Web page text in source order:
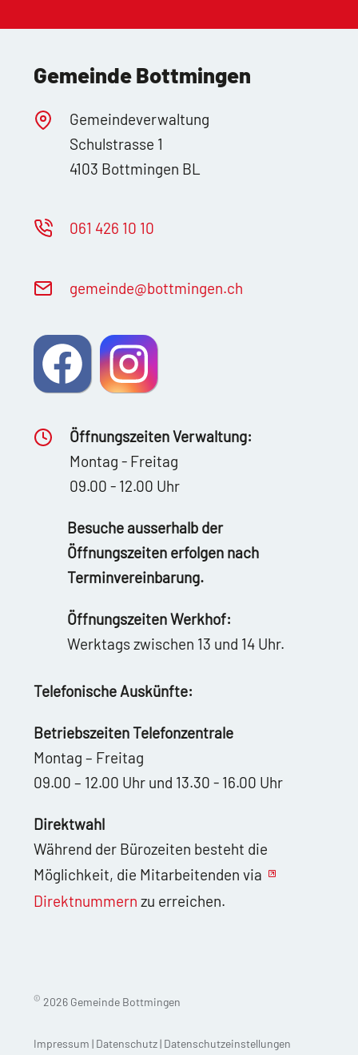
Gemeinde Bottmingen
Gemeindeverwaltung
Schulstrasse 1
4103 Bottmingen BL
061 426 10 10
g m nd b ttm ng n ch
Öffnungszeiten Verwaltung:
Montag - Freitag
09.00 - 12.00 Uhr
Besuche ausserhalb der
Öffnungszeiten erfolgen nach
Terminvereinbarung.
Öffnungszeiten Werkhof:
Werktags zwischen 13 und 14 Uhr.
Telefonische Auskünfte:
Betriebszeiten Telefonzentrale
Montag – Freitag
09.00 – 12.00 Uhr und 13.30 - 16.00 Uhr
Direktwahl
Während der Bürozeiten besteht die
Möglichkeit, die Mitarbeitenden via
Direktnummern zu erreichen.
© 2026 Gemeinde Bottmingen
Impressum | Datenschutz| Datenschutzeinstellungen